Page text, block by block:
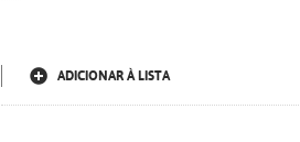
ADICIONAR À LISTA